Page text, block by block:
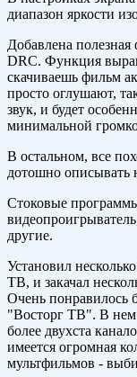
диапазон яркости
Добавлена
DRC. Функция
скачиваешь фильм
просто оглушают,
звук, и будет
минимальной
В остальном, все
дотошно описывать
Стоковые
другие.
Установил
ТВ, и закачал
Очень понравилось
"Восторг ТВ". В нем
более двухста
имеется огромная
мультфильмов -